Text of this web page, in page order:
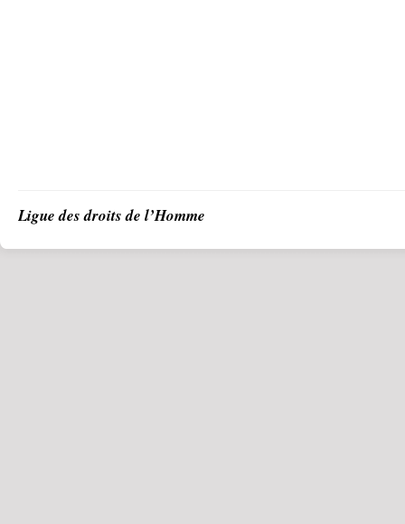
Ligue des droits de l’Homme